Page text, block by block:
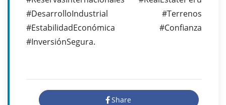
#DesarrolloIndustrial #Terrenos
#EstabilidadEconómica #Confianza
#InversiónSegura.
Share